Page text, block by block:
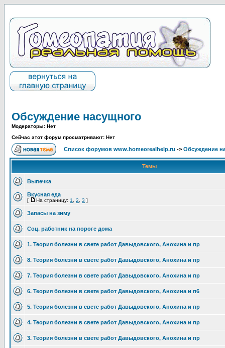
Обсуждение насущного
Модераторы: Нет
Сейчас этот форум просматривают: Нет
Список форумов www.homeorealhelp.ru -> Обсуждение
Темы
Выпечка
Вкусная еда
[ На страницу: 1 2 3 ]
Запасы на зиму
Соц. работник на пороге дома
1. Теория болезни в свете работ Давыдовского, Анохина и пр
8. Теория болезни в свете работ Давыдовского, Анохина и пр
7. Теория болезни в свете работ Давыдовского, Анохина и пр
6. Теория болезни в свете работ Давыдовского, Анохина и п6
5. Теория болезни в свете работ Давыдовского, Анохина и пр
4. Теория болезни в свете работ Давыдовского, Анохина и пр
3. Теория болезни в свете работ Давыдовского, Анохина и пр